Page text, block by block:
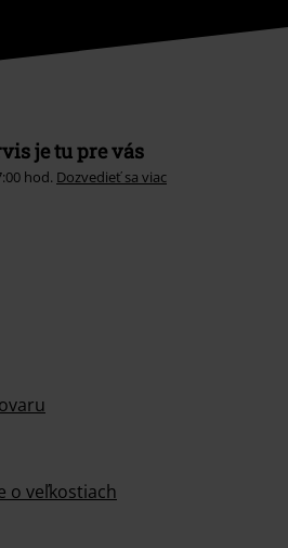
je tu pre vás
hod. Dozvedieť sa viac
o veľkostiach